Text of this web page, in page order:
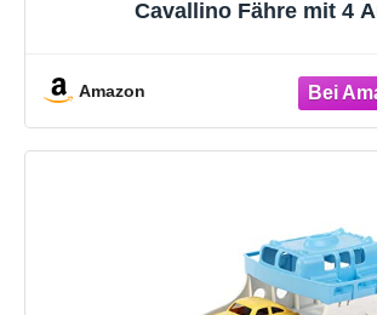
Cavallino Fähre mit 4
Amazon